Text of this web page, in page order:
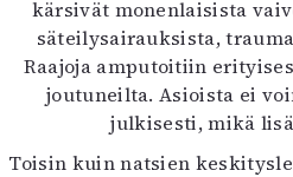
kärsivät monenlaisista
säteilysairauksista,
Raajoja amputoitiin
joutuneilta. Asioista ei
julkisesti, mikä
Toisin kuin natsien